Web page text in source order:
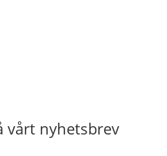
vårt nyhetsbrev